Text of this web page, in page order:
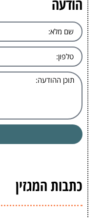
הודעה
כתבות המגזין